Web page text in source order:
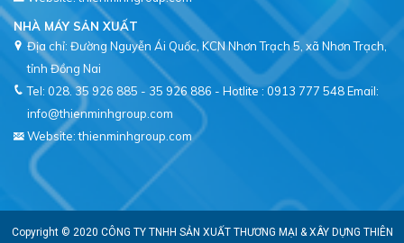
NHÀ MÁY SẢN XUẤT
Địa chỉ: Đường Nguyễn Ái Quốc, KCN Nhơn Trạch 5, xã Nhơn Trạch,
tỉnh Đồng Nai
Tel: 028. 35 926 885 - 35 926 886 - Hotlite : 0913 777 548Email:
info@thienminhgroup.com
Website: thienminhgroup.com
Copyright © 2020 CÔNG TY TNHH SẢN XUẤT THƯƠNG MẠI & XÂY DỰNG THIÊN